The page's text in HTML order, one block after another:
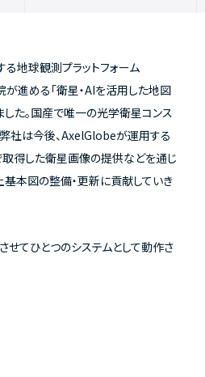
地球観測プラットフォーム
が進める「衛星・AIを活用した地図
た。国産で唯一の光学衛星コンス
社は今後、AxelGlobeが運用する
取得した衛星画像の提供などを通じ
本図の整備・更新に貢献していき
てひとつのシステムとして動作さ